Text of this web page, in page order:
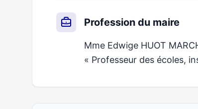
Profession du maire
Mme Edwige HUOT
« Professeur des écoles,